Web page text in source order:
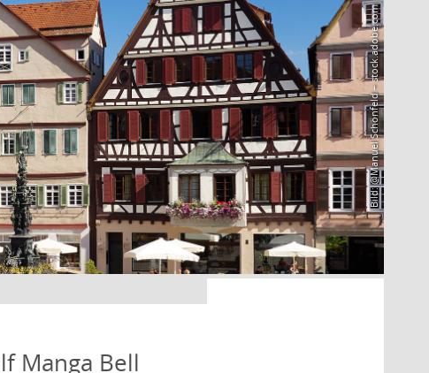
Bild: @Manuel Schönfeld – stock.adobe.com
Manga Bell